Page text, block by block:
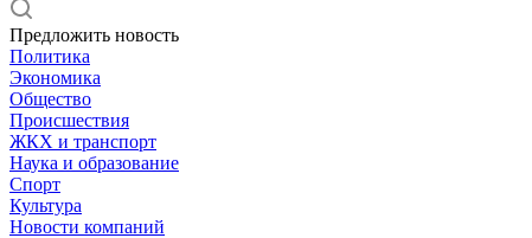
Предложить новость
Политика
Экономика
Общество
Происшествия
ЖКХ и транспорт
Наука и образование
Спорт
Культура
Новости компаний